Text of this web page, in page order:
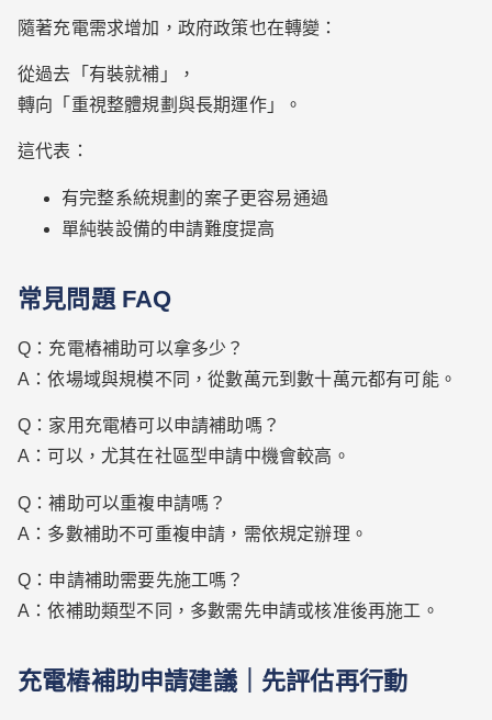
隨著充電需求增加，政府政策也在轉變：
從過去「有裝就補」，
轉向「重視整體規劃與長期運作」。
這代表：
有完整系統規劃的案子更容易通過
單純裝設備的申請難度提高
常見問題 FAQ
Q：充電樁補助可以拿多少？
A：依場域與規模不同，從數萬元到數十萬元都有可能。
Q：家用充電樁可以申請補助嗎？
A：可以，尤其在社區型申請中機會較高。
Q：補助可以重複申請嗎？
A：多數補助不可重複申請，需依規定辦理。
Q：申請補助需要先施工嗎？
A：依補助類型不同，多數需先申請或核准後再施工。
充電樁補助申請建議｜先評估再行動